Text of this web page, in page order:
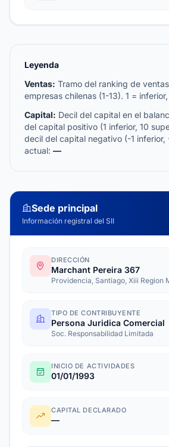
Leyenda
Ventas: Tramo del ranking de
empresas chilenas (1-13). 1 =
Capital: Decil del capital en el
del capital positivo (1 inferior, 10
decil del capital negativo (-1 inferior,
actual: —
Sede principal
Información registral del SII
DIRECCIÓN
Marchant Pereira 367
Providencia, Santiago, Xiii Region
TIPO DE CONTRIBUYENTE
Persona Juridica Comercial
Soc. Responsabilidad Limitada
INICIO DE ACTIVIDADES
01/01/1993
CAPITAL DECLARADO
—